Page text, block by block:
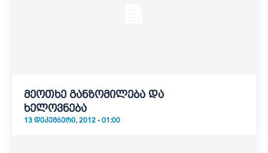
მეოთხე განზომილება და
ხელოვნება
13 ᲓᲔᲙᲔᲛᲑᲔᲠᲘ, 2012 - 01:00